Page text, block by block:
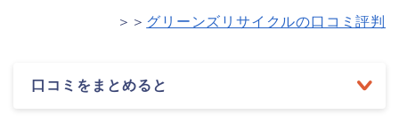
＞＞ グリーンズリサイクルの口コミ評判
口コミをまとめると